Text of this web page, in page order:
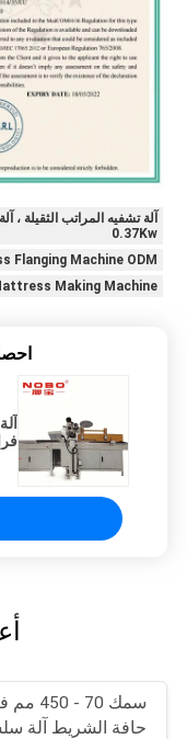
0.37Kw
Flanging Machine ODM
Making Machine
سمك 70 -
حافة الشريط آلة